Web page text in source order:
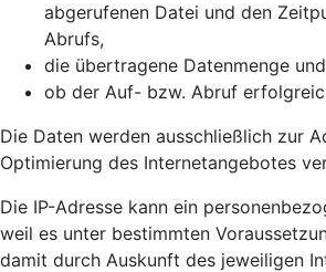
abgerufenen Datei und den
Abrufs,
die übertragene Datenmenge und
ob der Auf- bzw. Abruf
Die Daten werden ausschließlich zur
Optimierung des Internetangebotes
Die IP-Adresse kann ein
weil es unter bestimmten
damit durch Auskunft des jeweiligen